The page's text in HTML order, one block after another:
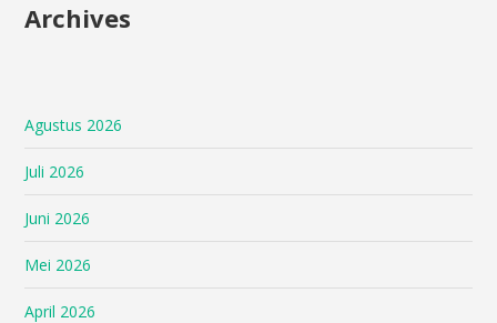
Archives
Agustus 2026
Juli 2026
Juni 2026
Mei 2026
April 2026